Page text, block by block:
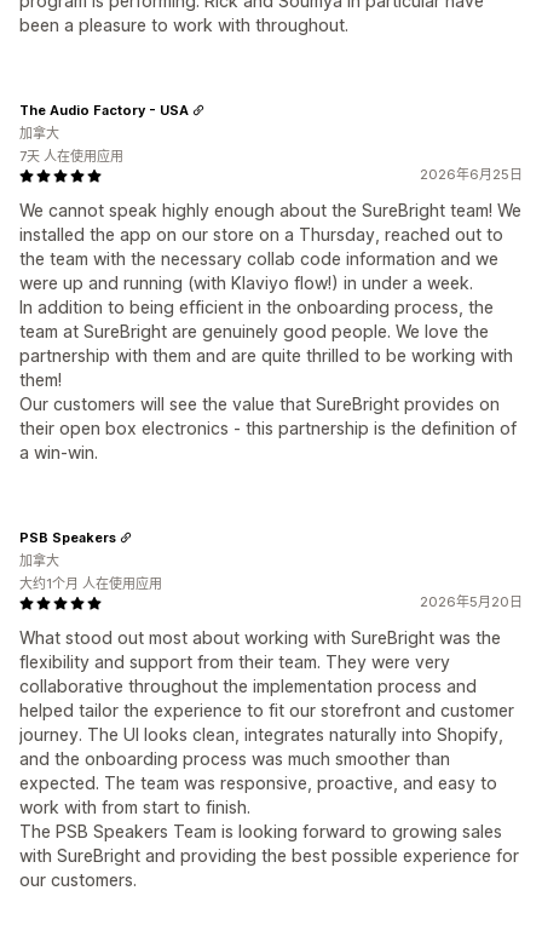
been a pleasure to work with throughout.
2026年6月25日
We cannot speak highly enough about the SureBright team! We
installed the app on our store on a Thursday, reached out to
the team with the necessary collab code information and we
were up and running (with Klaviyo flow!) in under a week.
In addition to being efficient in the onboarding process, the
team at SureBright are genuinely good people. We love the
partnership with them and are quite thrilled to be working with
them!
Our customers will see the value that SureBright provides on
their open box electronics - this partnership is the definition of
a win-win.
The Audio Factory - USA
加拿大
7天 人在使用应用
2026年5月20日
What stood out most about working with SureBright was the
flexibility and support from their team. They were very
collaborative throughout the implementation process and
helped tailor the experience to fit our storefront and customer
journey. The UI looks clean, integrates naturally into Shopify,
and the onboarding process was much smoother than
expected. The team was responsive, proactive, and easy to
work with from start to finish.
The PSB Speakers Team is looking forward to growing sales
with SureBright and providing the best possible experience for
our customers.
PSB Speakers
加拿大
大约1个月 人在使用应用